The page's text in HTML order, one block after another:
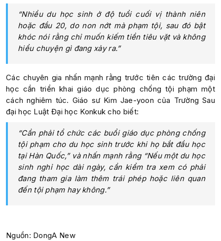
“Nhiều du học sinh ở độ tuổi cuối vị thành niên
hoặc đầu 20, do non nớt mà phạm tội, sau đó bật
khóc nói rằng chỉ muốn kiếm tiền tiêu vặt và không
hiểu chuyện gì đang xảy ra.”
Các chuyên gia nhấn mạnh rằng trước tiên các trường đại
học cần triển khai giáo dục phòng chống tội phạm một
cách nghiêm túc. Giáo sư Kim Jae-yoon của Trường Sau
đại học Luật Đại học Konkuk cho biết:
“Cần phải tổ chức các buổi giáo dục phòng chống
tội phạm cho du học sinh trước khi họ bắt đầu học
tại Hàn Quốc,” và nhấn mạnh rằng “Nếu một du học
sinh nghỉ học dài ngày, cần kiểm tra xem có phải
đang tham gia làm thêm trái phép hoặc liên quan
đến tội phạm hay không.”
Nguồn: DongA New